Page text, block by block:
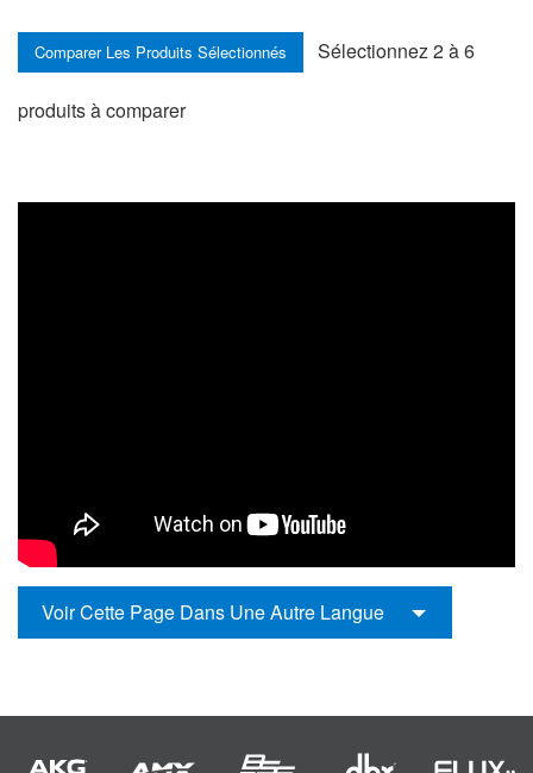
Sélectionnez 2 à 6
produits à comparer
Voir Cette Page Dans Une Autre Langue